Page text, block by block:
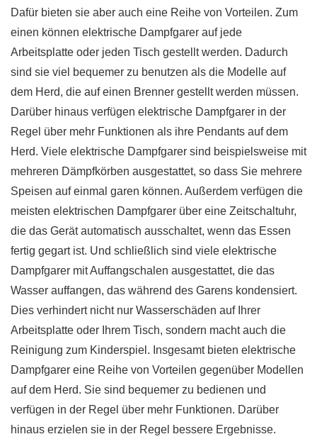
Dafür bieten sie aber auch eine Reihe von Vorteilen. Zum
einen können elektrische Dampfgarer auf jede
Arbeitsplatte oder jeden Tisch gestellt werden. Dadurch
sind sie viel bequemer zu benutzen als die Modelle auf
dem Herd, die auf einen Brenner gestellt werden müssen.
Darüber hinaus verfügen elektrische Dampfgarer in der
Regel über mehr Funktionen als ihre Pendants auf dem
Herd. Viele elektrische Dampfgarer sind beispielsweise mit
mehreren Dämpfkörben ausgestattet, so dass Sie mehrere
Speisen auf einmal garen können. Außerdem verfügen die
meisten elektrischen Dampfgarer über eine Zeitschaltuhr,
die das Gerät automatisch ausschaltet, wenn das Essen
fertig gegart ist. Und schließlich sind viele elektrische
Dampfgarer mit Auffangschalen ausgestattet, die das
Wasser auffangen, das während des Garens kondensiert.
Dies verhindert nicht nur Wasserschäden auf Ihrer
Arbeitsplatte oder Ihrem Tisch, sondern macht auch die
Reinigung zum Kinderspiel. Insgesamt bieten elektrische
Dampfgarer eine Reihe von Vorteilen gegenüber Modellen
auf dem Herd. Sie sind bequemer zu bedienen und
verfügen in der Regel über mehr Funktionen. Darüber
hinaus erzielen sie in der Regel bessere Ergebnisse.